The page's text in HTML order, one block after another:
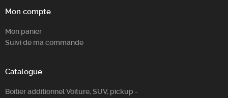
Mon compte
Mon panier
Suivi de ma commande
Catalogue
Boitier additionnel Voiture, SUV, pickup -